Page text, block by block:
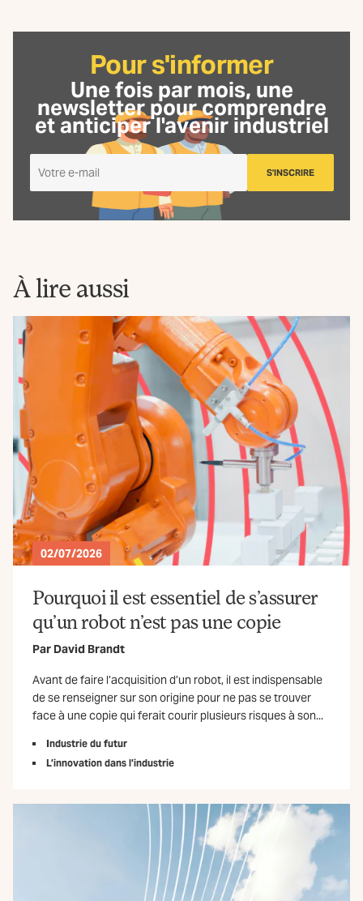
Pour s'informer
Une fois par mois, une
newsletterpour comprendre
et anticiper l'avenir industriel
m'inscris
à
S'INSCRIRE
À lire aussi
02/07/2026
Pourquoi il est essentiel de s’assurer
qu’un robot n’est pas une copie
Par David Brandt
Avant de faire l’acquisition d’un robot, il est indispensable
de se renseigner sur son origine pour ne pas se trouver
face à une copie qui ferait courir plusieurs risques à son...
Industrie du futur
L’innovation dans l’industrie